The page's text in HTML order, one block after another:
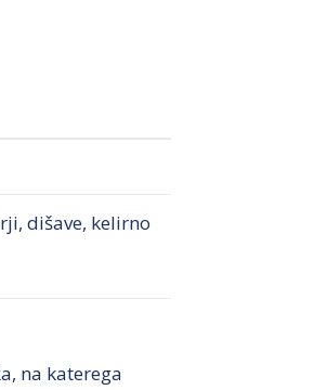
dišave, kelirno
na katerega